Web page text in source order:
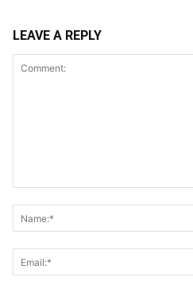
LEAVE A REPLY